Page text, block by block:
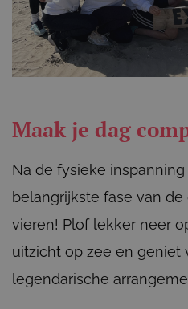
Maak je dag
Na de fysieke
belangrijkste fase van
vieren! Plof lekker neer
uitzicht op zee en geniet
legendarische